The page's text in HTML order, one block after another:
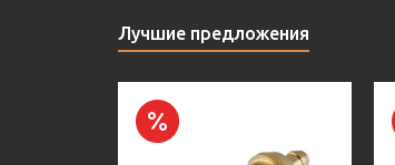
Лучшие предложения